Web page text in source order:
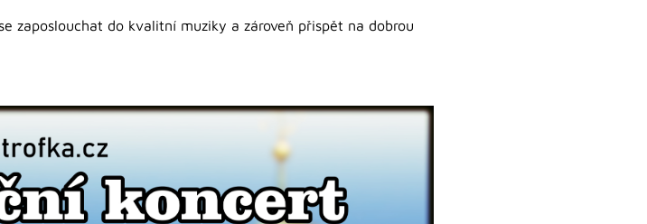
zaposlouchat do kvalitní muziky a zároveň přispět na dobrou